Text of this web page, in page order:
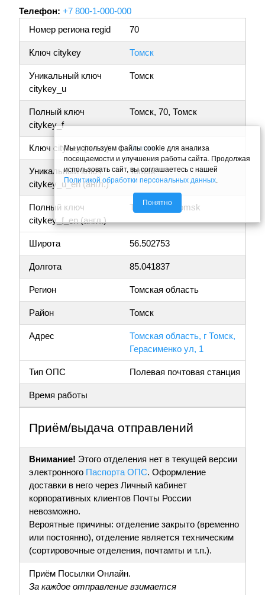
Телефон: +7 800-1-000-000
Номер региона regid
70
Ключ citykey Томск
Уникальный ключ
citykey_u
Томск
Полный ключ
citykey_f
Томск, 70, Томск
Ключ citykey (англ.) Tomsk
Уникальный ключ
citykey_u_en (англ.)
Tomsk
Полный ключ
citykey_f_en (англ.)
Tomsk, 70, Tomsk
Широта 56.502753
Долгота 85.041837
Регион Томская область
Район Томск
Адрес
Томская область, г Томск,
Герасименко ул, 1
Тип ОПС Полевая почтовая станция
Время работы
Приём/выдача отправлений
Внимание! Этого отделения нет в текущей версии
электронного Паспорта ОПС. Оформление
доставки в него через Личный кабинет
корпоративных клиентов Почты России
невозможно.
Вероятные причины: отделение закрыто (временно
или постоянно), отделение является техническим
(сортировочные отделения, почтамты и т.п.).
Приём Посылки Онлайн.
За каждое отправление взимается
Мы используем файлы cookie для анализа
посещаемости и улучшения работы сайта. Продолжая
использовать сайт, вы соглашаетесь с нашей
Политикой обработки персональных данных
Понятно